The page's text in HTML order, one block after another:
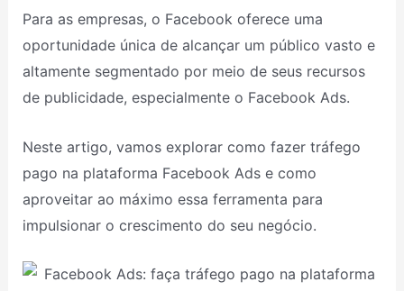
Para as empresas, o Facebook oferece uma
oportunidade única de alcançar um público vasto e
altamente segmentado por meio de seus recursos
de publicidade, especialmente o Facebook Ads.
Neste artigo, vamos explorar como fazer tráfego
pago na plataforma Facebook Ads e como
aproveitar ao máximo essa ferramenta para
impulsionar o crescimento do seu negócio.